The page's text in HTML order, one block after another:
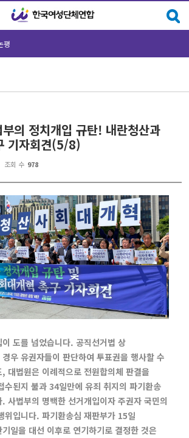
평
의 정치개입 규탄! 내란청산과
기자회견(5/8)
조회 수 978
도를 넘었습니다. 공직선거법 상
우 유권자들이 판단하여 투표권을 행사할 수
대법원은 이례적으로 전원합의체 판결을
수된지 불과 34일만에 유죄 취지의 파기환송
사법부의 명백한 선거개입이자 주권자 국민의
위입니다.파기환송심 재판부가 15일
일을 대선 이후로 연기하기로 결정한 것은